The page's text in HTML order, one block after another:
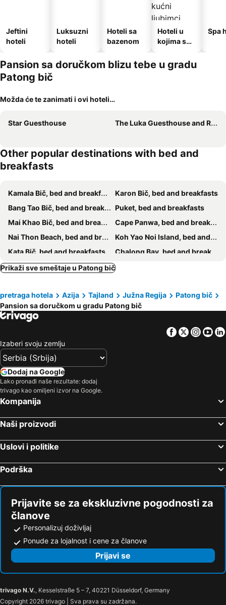
Jeftini
hoteli
Luksuzni
hoteli
Hoteli sa
bazenom
Hoteli u
kojima su
kućni
ljubimci
Spa
Pansion sa doručkom blizu tebe u gradu
Patong bič
Možda će te zanimati i ovi hoteli…
Star Guesthouse The Luka Guesthouse and Restaurant
Other popular destinations with bed and
breakfasts
Kamala Bič, bed and breakfasts
Karon Bič, bed and breakfasts
Bang Tao Bič, bed and breakfasts
Puket, bed and breakfasts
Mai Khao Bič, bed and breakfasts
Cape Panwa, bed and breakfasts
Nai Thon Beach, bed and breakfasts
Koh Yao Noi Island, bed and breakfasts
Kata Bič, bed and breakfasts
Chalong Bay, bed and breakfasts
Ravai Bič, bed and breakfasts
Koh Yao Yai, bed and breakfasts
Nai Jang Bič, bed and breakfasts
Prikaži sve smeštaje u Patong bič
pretraga hotela Azija Tajland Južna Regija
Patong bič
Pansion sa doručkom u gradu Patong bič
Facebook
Twitter
Izaberi svoju zemlju
Dodaj na Google
Lako pronađi naše rezultate: dodaj
trivago kao omiljeni izvor na Google.
Kompanija
Naši proizvodi
Uslovi i politike
Podrška
Prijavite se za ekskluzivne pogodnosti za
članove
Personalizuj doživljaj
Ponude za lojalnost i cene za članove
Prijavi se
trivago N.V., Kesselstraße 5 – 7, 40221 Düsseldorf, Germany
Copyright 2026 trivago | Sva prava su zadržana.